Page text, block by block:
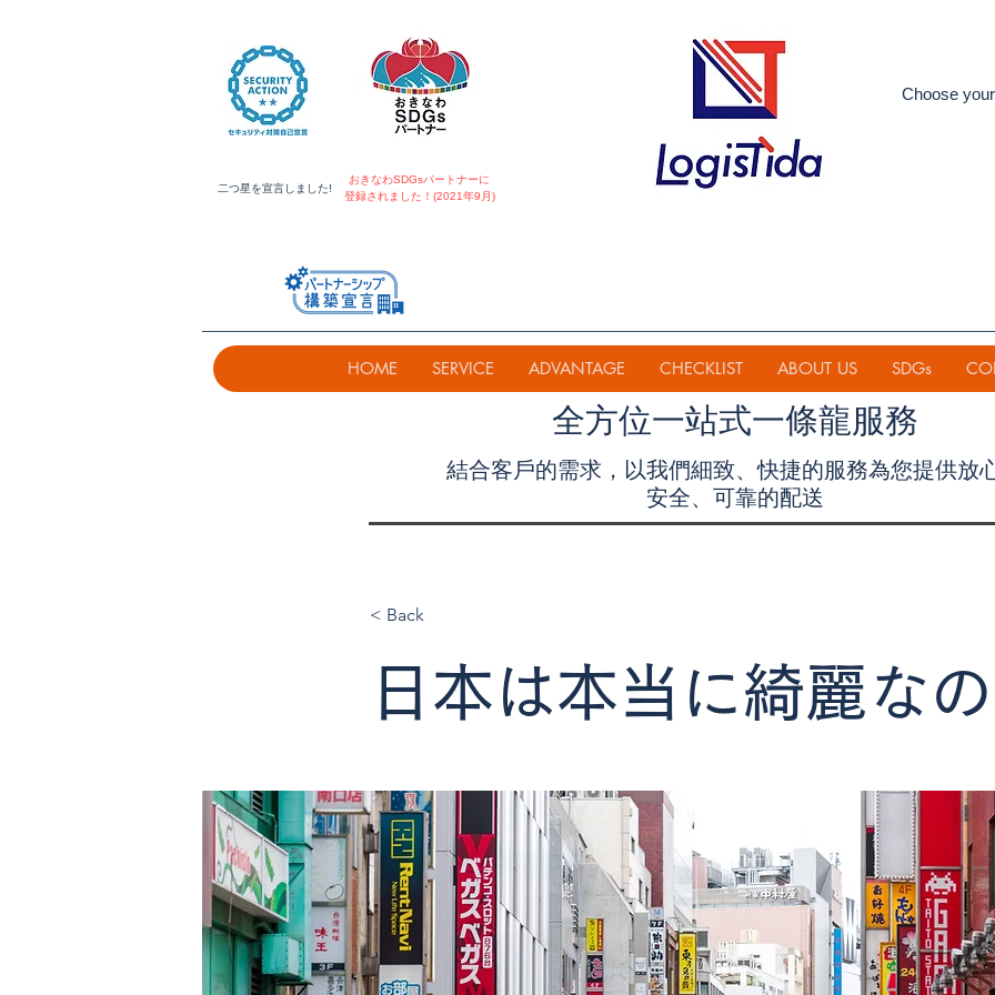
​二つ星を宣言しました!
おきなわSDGsパートナーに
登録されました！(2021年9月)
Choose
HOME SERVICE ADVANTAGE CHECKLIST ABOUT US SDGs
全方位一站式一條龍服務
結合客戶的需求，以我們細致、快捷的服務為您提供放
安全、可靠的配送
< Back
日本は本当に綺麗な